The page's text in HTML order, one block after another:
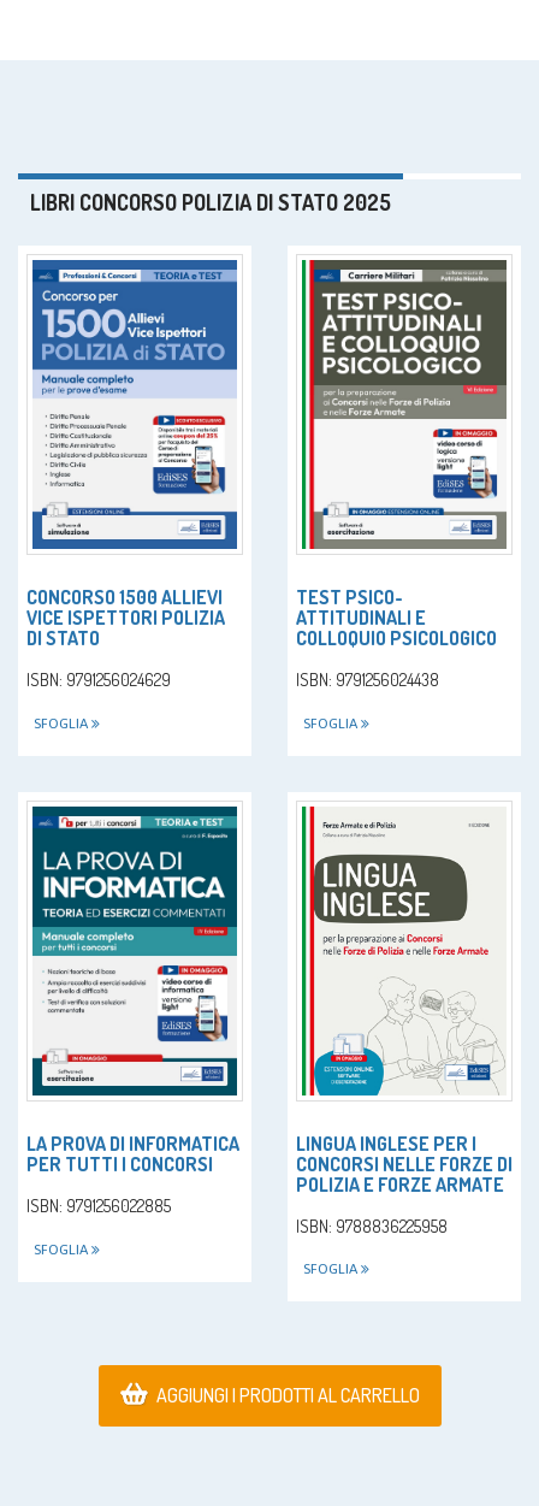
LIBRI CONCORSO POLIZIA DI STATO 2025
CONCORSO 1500 ALLIEVI
VICE ISPETTORI POLIZIA
DI STATO
ISBN: 9791256024629
SFOGLIA
TEST PSICO-
ATTITUDINALI E
COLLOQUIO PSICOLOGICO
ISBN: 9791256024438
SFOGLIA
LA PROVA DI INFORMATICA
PER TUTTI I CONCORSI
ISBN: 9791256022885
SFOGLIA
LINGUA INGLESE PER I
CONCORSI NELLE FORZE DI
POLIZIA E FORZE ARMATE
ISBN: 9788836225958
SFOGLIA
AGGIUNGI I PRODOTTI AL CARRELLO